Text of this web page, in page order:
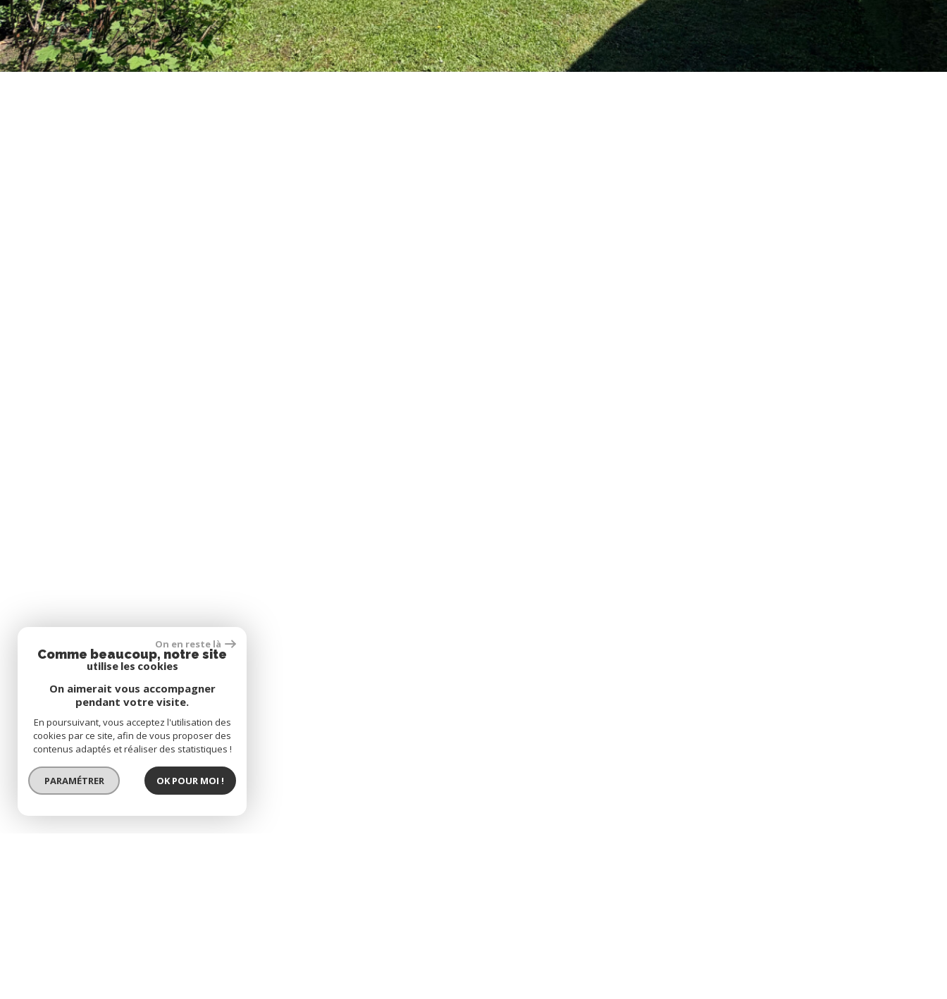
On en reste là
Comme beaucoup, notre site
utilise les cookies
On aimerait vous accompagner
pendant votre visite.
En poursuivant, vous acceptez l'utilisation des
cookies par ce site, afin de vous proposer des
contenus adaptés et réaliser des statistiques !
PARAMÉTRER OK POUR MOI !